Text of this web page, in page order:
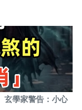
玄學家警告：小心